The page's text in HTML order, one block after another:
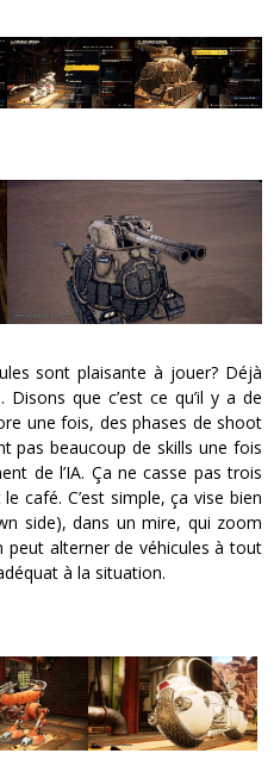
sont plaisante à jouer? Déjà
que c’est ce qu’il y a de
une fois, des phases de shoot
pas beaucoup de skills une fois
de l’IA. Ça ne casse pas trois
café. C’est simple, ça vise bien
side), dans un mire, qui zoom
peut alterner de véhicules à tout
à la situation.